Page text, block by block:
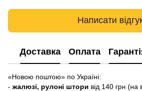
Написати
Доставка Оплата
«Новою поштою» по Україні:
- жалюзі, рулоні штори від 140 грн (на